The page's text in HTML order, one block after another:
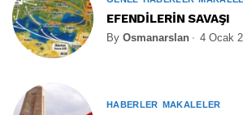
EFENDİLERİN SAVAŞI
By Osmanarslan 4 Ocak
HABERLER MAKALELER